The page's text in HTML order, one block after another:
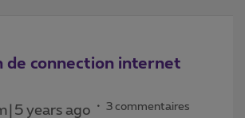
de connection internet
years ago 3 commentaires